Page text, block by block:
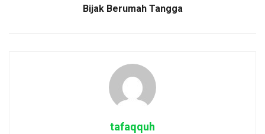
Bijak Berumah Tangga
tafaqquh